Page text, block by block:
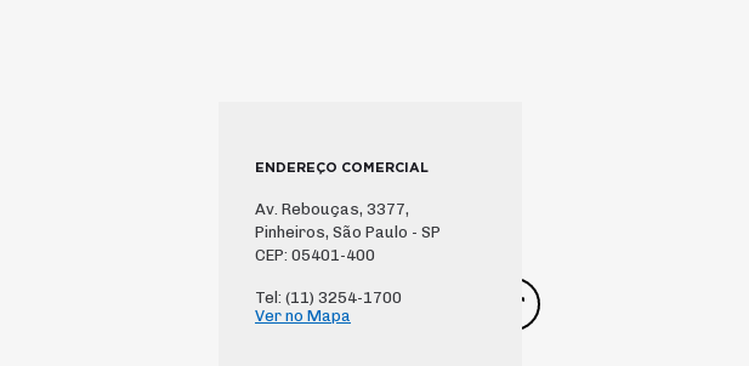
ENDEREÇO COMERCIAL
Av. Rebouças, 3377,
Pinheiros, São Paulo - SP
CEP: 05401-400
Tel: (11) 3254-1700
Ver no Mapa